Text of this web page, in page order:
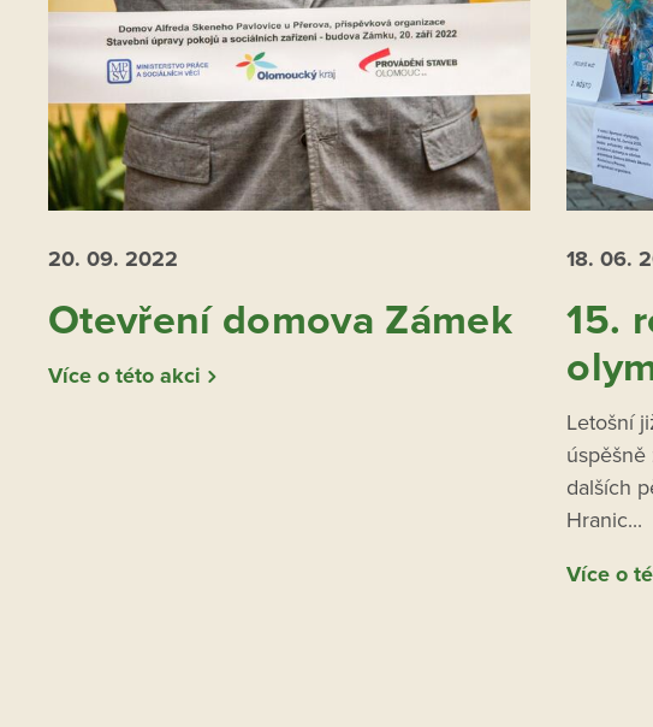
20. 09. 2022
Otevření domova Zámek
Více o této akci
18. 06.
15.
Letošní
úspěšně
dalších
Hranic...
Více o